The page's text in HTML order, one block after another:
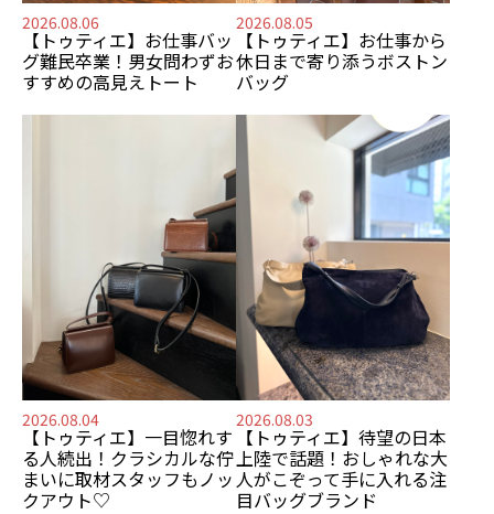
2026.08.06
【トゥティエ】 お仕事バッ
グ難民卒業！ 男女問わずお
すすめの高見えトート
2026.08.05
【トゥティエ】 お仕事から
休日まで寄り添うボストン
バッグ
2026.08.04
【トゥティエ】 一目惚れす
る人続出！ クラシカルな佇
まいに取材スタッフもノッ
クアウト♡
2026.08.03
【トゥティエ】 待望の日本
上陸で話題！ おしゃれな大
人がこぞって手に入れる注
目バッグブランド